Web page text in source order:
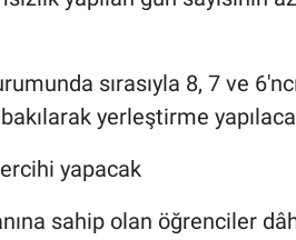
sırasıyla 8, 7 ve
yerleştirme
yapacak
sahip olan öğrenciler